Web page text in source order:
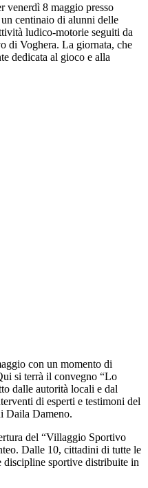
venerdì 8 maggio presso
centinaio di alunni delle
ludico-motorie seguiti da
di Voghera. La giornata, che
dedicata al gioco e alla
con un momento di
si terrà il convegno “Lo
dalle autorità locali e dal
di esperti e testimoni del
Daila Dameno.
del “Villaggio Sportivo
Dalle 10, cittadini di tutte le
discipline sportive distribuite in